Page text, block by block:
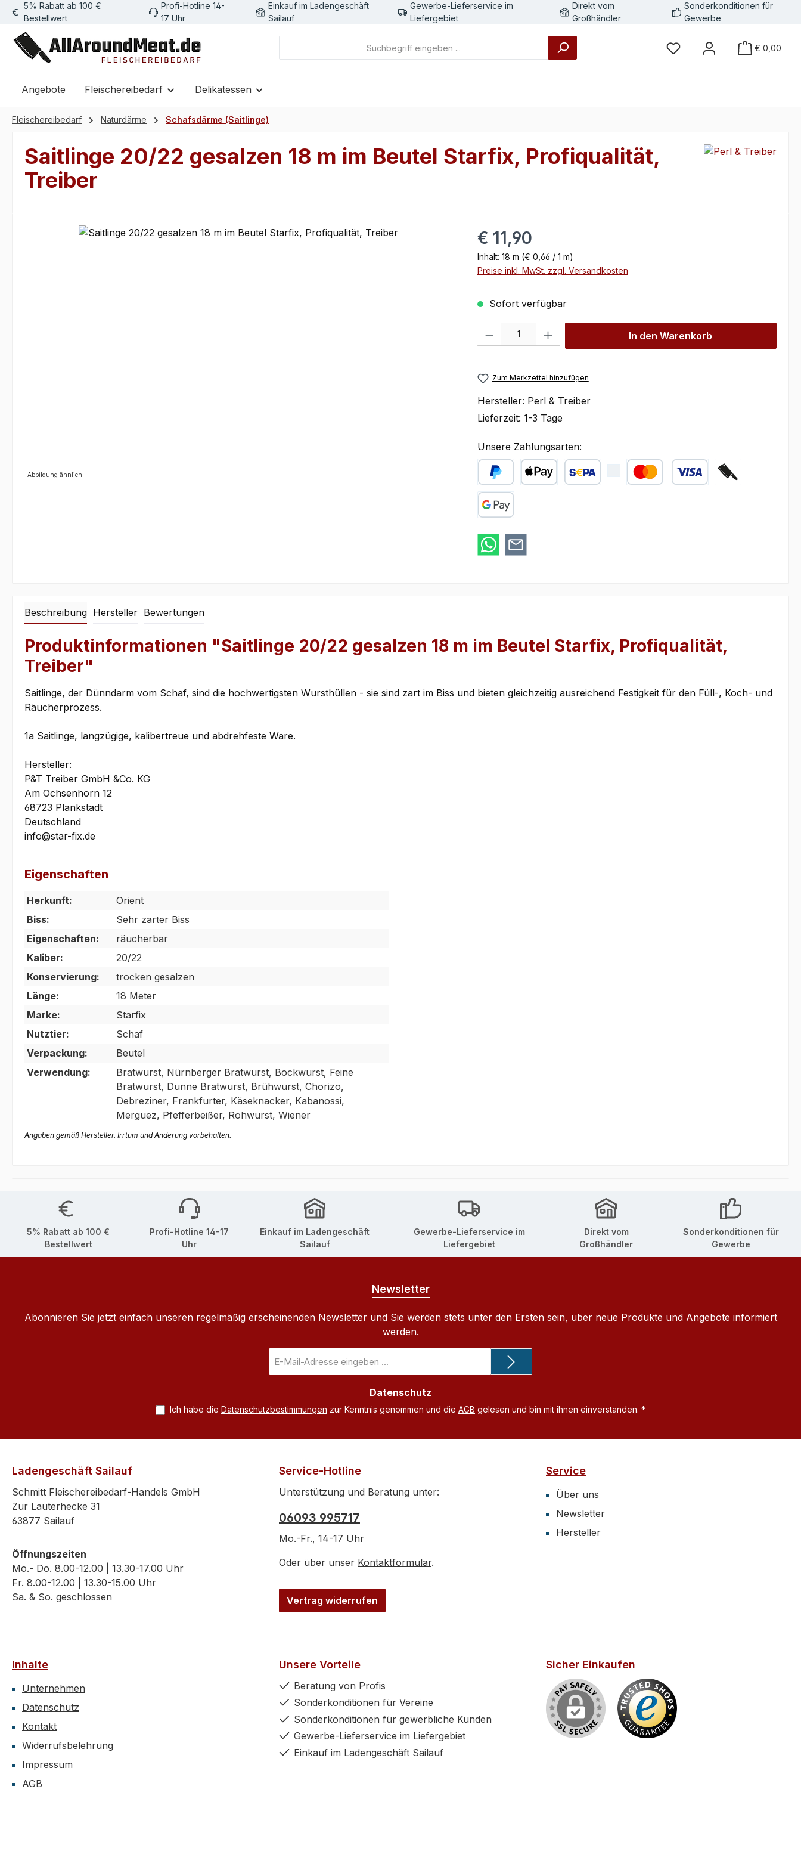
Hauptinhalt springen
Zur Suche springen
Zur Hauptnavigation springen
5% Rabatt ab 100 €
Bestellwert
Profi-Hotline 14-
17 Uhr
Einkauf im Ladengeschäft
Sailauf
Gewerbe-Lieferservice im
Liefergebiet
Direkt vom
Großhändler
Sonderkonditionen für
Gewerbe
€ 0,00
Angebote Fleischereibedarf Delikatessen
Fleischereibedarf Naturdärme Schafsdärme (Saitlinge)
Saitlinge 20/22 gesalzen 18 m im Beutel Starfix, Profiqualität,
Treiber
Bildergalerie überspringen
Abbildung ähnlich
Regulärer Preis:
€ 11,90
Inhalt: 18 m (€ 0,66 / 1 m)
Preise inkl. MwSt. zzgl. Versandkosten
Sofort verfügbar
Produkt Anzahl: Gib den gewünschten Wert ein oder benutze die Schaltflächen
In den Warenkorb
Zum Merkzettel hinzufügen
Hersteller: Perl & Treiber
Lieferzeit: 1-3 Tage
Unsere Zahlungsarten:
PayPal
Beschreibung Hersteller Bewertungen
Produktinformationen "Saitlinge 20/22 gesalzen 18 m im Beutel Starfix, Profiqualität,
Treiber"
Saitlinge, der Dünndarm vom Schaf, sind die hochwertigsten Wursthüllen - sie sind zart im Biss und bieten gleichzeitig ausreichend Festigkeit für den Füll-, Koch- und
Räucherprozess.
1a Saitlinge, langzügige, kalibertreue und abdrehfeste Ware.
Hersteller:
P&T Treiber GmbH &Co. KG
Am Ochsenhorn 12
68723 Plankstadt
Deutschland
info@star-fix.de
Eigenschaften
Herkunft:
Orient
Biss:
Sehr zarter Biss
Eigenschaften:
räucherbar
Kaliber:
20/22
Konservierung:
trocken gesalzen
Länge:
18 Meter
Marke:
Starfix
Nutztier:
Schaf
Verpackung:
Beutel
Verwendung:
Bratwurst, Nürnberger Bratwurst, Bockwurst, Feine
Bratwurst, Dünne Bratwurst, Brühwurst, Chorizo,
Debreziner, Frankfurter, Käseknacker, Kabanossi,
Merguez, Pfefferbeißer, Rohwurst, Wiener
Angaben gemäß Hersteller. Irrtum und Änderung vorbehalten.
5% Rabatt ab 100 €
Bestellwert
Profi-Hotline 14-17
Uhr
Einkauf im Ladengeschäft
Sailauf
Gewerbe-Lieferservice im
Liefergebiet
Direkt vom
Großhändler
Sonderkonditionen für
Gewerbe
Newsletter
Abonnieren Sie jetzt einfach unseren regelmäßig erscheinenden Newsletter und Sie werden stets unter den Ersten sein, über neue Produkte und Angebote informiert
werden.
Mail-
Datenschutz
Ich habe die Datenschutzbestimmungen zur Kenntnis genommen und die AGB gelesen und bin mit ihnen einverstanden. *
Service-Hotline
Unterstützung und Beratung unter:
06093 995717
Mo.-Fr., 14-17 Uhr
Oder über unser Kontaktformular.
Vertrag widerrufen
Ladengeschäft Sailauf
Schmitt Fleischereibedarf-Handels GmbH
Zur Lauterhecke 31
63877 Sailauf
Öffnungszeiten
Mo.- Do. 8.00-12.00 | 13.30-17.00 Uhr
Fr. 8.00-12.00 | 13.30-15.00 Uhr
Sa. & So. geschlossen
Service
Über uns
Newsletter
Hersteller
Inhalte
Unternehmen
Datenschutz
Kontakt
Widerrufsbelehrung
Impressum
AGB
Unsere Vorteile
Beratung von Profis
Sonderkonditionen für Vereine
Sonderkonditionen für gewerbliche Kunden
Gewerbe-Lieferservice im Liefergebiet
Einkauf im Ladengeschäft Sailauf
Sicher Einkaufen